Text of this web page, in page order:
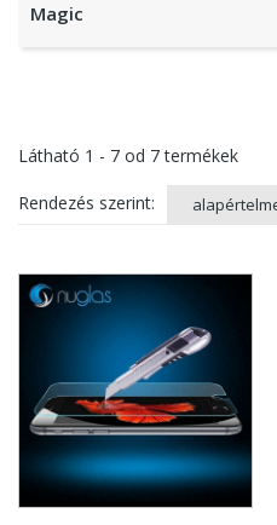
Magic
Látható 1 - 7 od 7termékek
Rendezés szerint: